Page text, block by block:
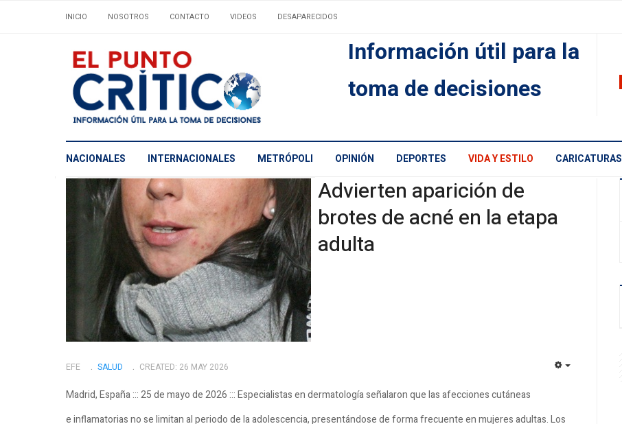
INICIO NOSOTROS CONTACTO VIDEOS DESAPARECIDOS
Información útil para la
toma de decisiones
NACIONALES INTERNACIONALES METRÓPOLI OPINIÓN DEPORTES VIDA Y ESTILO CARICATURAS
Advierten aparición de
brotes de acné en la etapa
adulta
EFE SALUD CREATED: 26 MAY 2026
Madrid, España ::: 25 de mayo de 2026 ::: Especialistas en dermatología señalaron que las afecciones cutáneas
e inflamatorias no se limitan al periodo de la adolescencia, presentándose de forma frecuente en mujeres adultas. Los